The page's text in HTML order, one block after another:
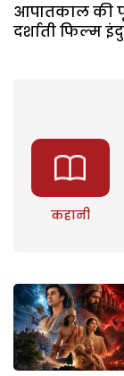
आपातकाल की
दर्शाती फिल्म
कहानी